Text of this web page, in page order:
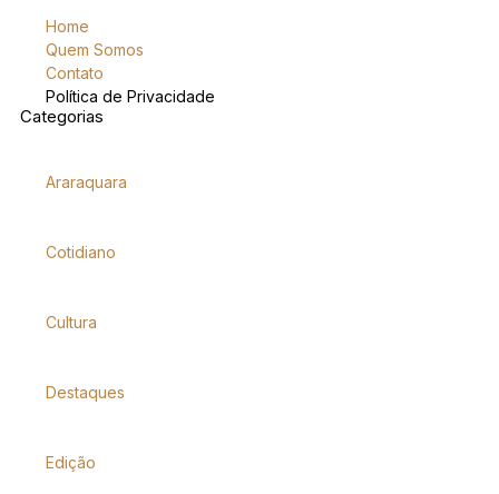
Home
Quem Somos
Contato
Política de Privacidade
Categorias
Araraquara
Cotidiano
Cultura
Destaques
Edição